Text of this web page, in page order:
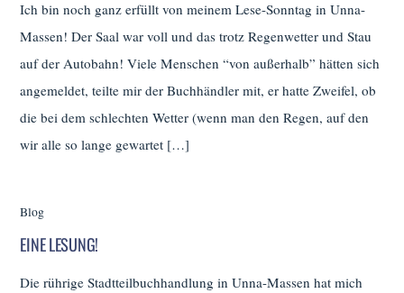
Ich bin noch ganz erfüllt von meinem Lese-Sonntag in Unna-
Massen! Der Saal war voll und das trotz Regenwetter und Stau
auf der Autobahn! Viele Menschen “von außerhalb” hätten sich
angemeldet, teilte mir der Buchhändler mit, er hatte Zweifel, ob
die bei dem schlechten Wetter (wenn man den Regen, auf den
wir alle so lange gewartet […]
Blog
EINE LESUNG!
Die rührige Stadtteilbuchhandlung in Unna-Massen hat mich